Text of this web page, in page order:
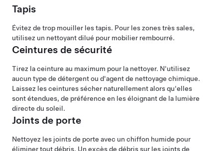
Tapis
Évitez de trop mouiller les tapis. Pour les zones très sales,
utilisez un nettoyant dilué pour mobilier rembourré.
Ceintures de sécurité
Tirez la ceinture au maximum pour la nettoyer. N'utilisez
aucun type de détergent ou d'agent de nettoyage chimique.
Laissez les ceintures sécher naturellement alors qu'elles
sont étendues, de préférence en les éloignant de la lumière
directe du soleil.
Joints de porte
Nettoyez les joints de porte avec un chiffon humide pour
éliminer tout débris. Un excès de débris sur les joints de